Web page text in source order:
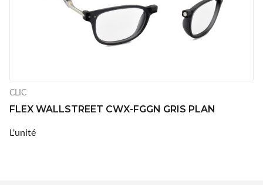
CLIC
FLEX WALLSTREET CWX-FGGN GRIS PLAN
L'unité